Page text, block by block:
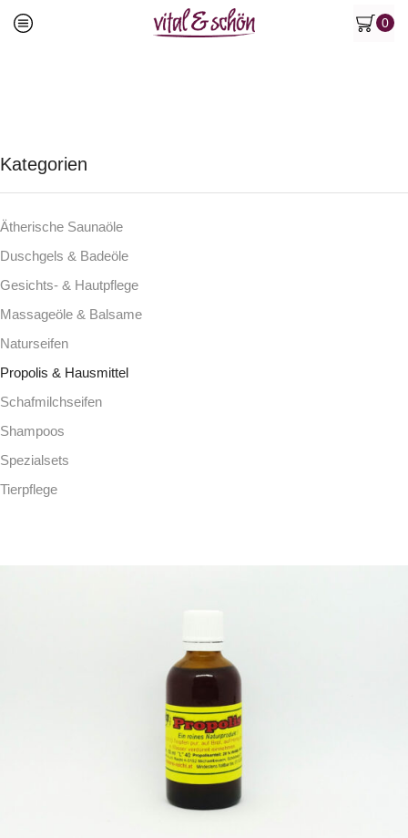
0
Kategorien
Ätherische Saunaöle
Duschgels & Badeöle
Gesichts- & Hautpflege
Massageöle & Balsame
Naturseifen
Propolis & Hausmittel
Schafmilchseifen
Shampoos
Spezialsets
Tierpflege